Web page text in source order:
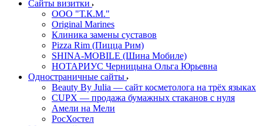
Сайты визитки
ООО "Т.К.М."
Original Marines
Клиника замены суставов
Pizza Rim (Пицца Рим)
SHINA-MOBILE (Шина Мобиле)
НОТАРИУС Черницына Ольга Юрьевна
Одностраничные сайты
Beauty By Julia — сайт косметолога на трёх языках
CUPX — продажа бумажных стаканов с нуля
Амели на Мели
РосХостел